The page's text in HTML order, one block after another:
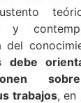
y
debe
trabajos, en